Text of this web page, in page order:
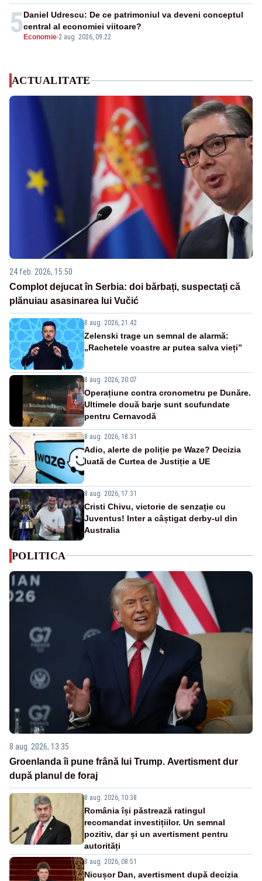
5 Economie-2 aug. 2026, 09:22
Daniel Udrescu: De ce patrimoniul va deveni conceptul
central al economiei viitoare?
ACTUALITATE
24 feb. 2026, 15:50
Complot dejucat în Serbia: doi bărbați, suspectați că
plănuiau asasinarea lui Vučić
8 aug. 2026, 21:42
Zelenski trage un semnal de alarmă:
„Rachetele voastre ar putea salva vieți”
8 aug. 2026, 20:07
Operațiune contra cronometru pe Dunăre.
Ultimele două barje sunt scufundate
pentru Cernavodă
8 aug. 2026, 18:31
Adio, alerte de poliție pe Waze? Decizia
luată de Curtea de Justiție a UE
8 aug. 2026, 17:31
Cristi Chivu, victorie de senzație cu
Juventus! Inter a câștigat derby-ul din
Australia
POLITICA
8 aug. 2026, 13:35
Groenlanda îi pune frână lui Trump. Avertisment dur
după planul de foraj
8 aug. 2026, 10:38
România își păstrează ratingul
recomandat investițiilor. Un semnal
pozitiv, dar și un avertisment pentru
autorități
8 aug. 2026, 08:51
Nicușor Dan, avertisment după decizia